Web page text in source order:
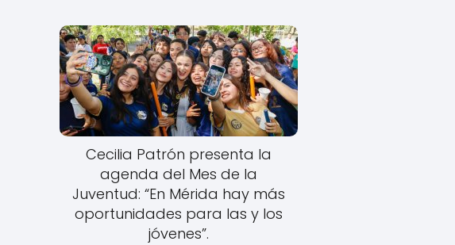
Cecilia Patrón presenta la
agenda del Mes de la
Juventud: “En Mérida hay más
oportunidades para las y los
jóvenes”.